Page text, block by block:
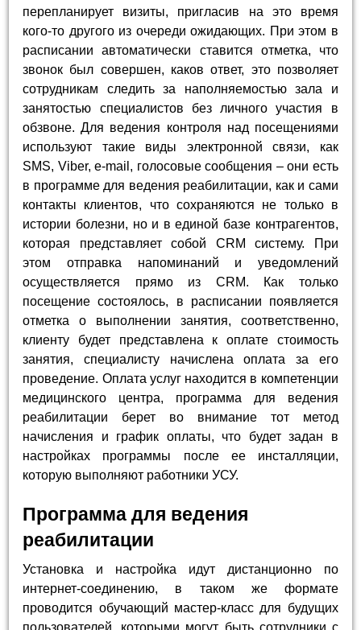
перепланирует визиты, пригласив на это время
кого-то другого из очереди ожидающих. При этом в
расписании автоматически ставится отметка, что
звонок был совершен, каков ответ, это позволяет
сотрудникам следить за наполняемостью зала и
занятостью специалистов без личного участия в
обзвоне. Для ведения контроля над посещениями
используют такие виды электронной связи, как
SMS, Viber, e-mail, голосовые сообщения – они есть
в программе для ведения реабилитации, как и сами
контакты клиентов, что сохраняются не только в
истории болезни, но и в единой базе контрагентов,
которая представляет собой CRM систему. При
этом отправка напоминаний и уведомлений
осуществляется прямо из CRM. Как только
посещение состоялось, в расписании появляется
отметка о выполнении занятия, соответственно,
клиенту будет представлена к оплате стоимость
занятия, специалисту начислена оплата за его
проведение. Оплата услуг находится в компетенции
медицинского центра, программа для ведения
реабилитации берет во внимание тот метод
начисления и график оплаты, что будет задан в
настройках программы после ее инсталляции,
которую выполняют работники УСУ.
Программа для ведения
реабилитации
Установка и настройка идут дистанционно по
интернет-соединению, в таком же формате
проводится обучающий мастер-класс для будущих
пользователей, которыми могут быть сотрудники с